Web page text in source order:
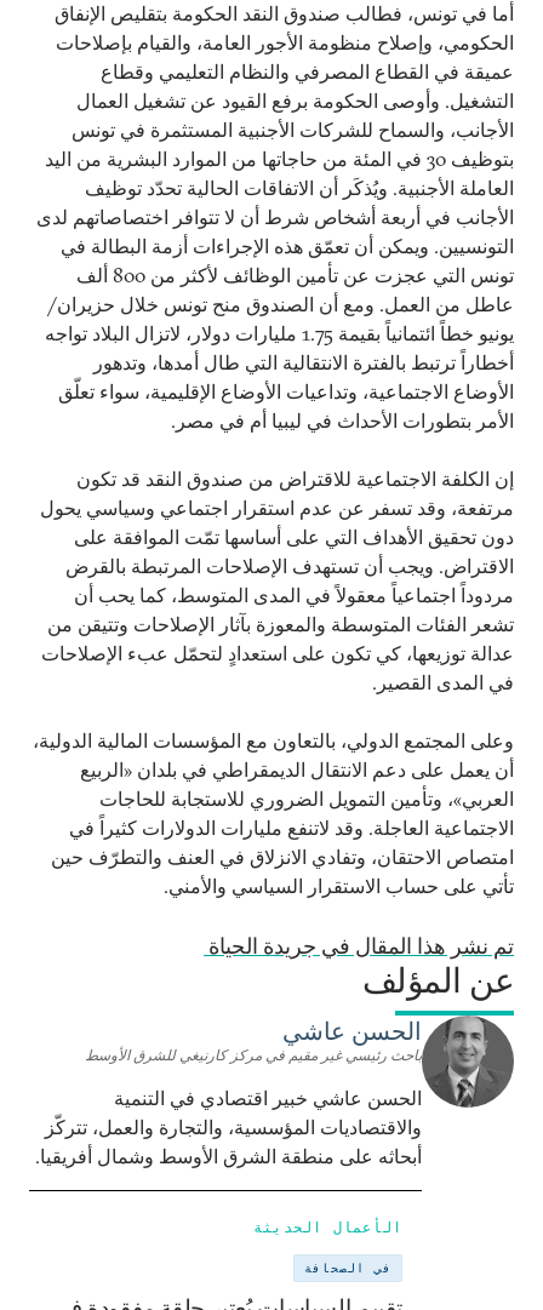
أما في تونس، فطالب صندوق النقد الحكومة بتقليص الإنفاق
الحكومي، وإصلاح منظومة الأجور العامة، والقيام بإصلاحات
عميقة في القطاع المصرفي والنظام التعليمي وقطاع
التشغيل. وأوصى الحكومة برفع القيود عن تشغيل العمال
الأجانب، والسماح للشركات الأجنبية المستثمرة في تونس
بتوظيف 30 في المئة من حاجاتها من الموارد البشرية من اليد
العاملة الأجنبية. ويُذكَر أن الاتفاقات الحالية تحدّد توظيف
الأجانب في أربعة أشخاص شرط أن لا تتوافر اختصاصاتهم لدى
التونسيين. ويمكن أن تعمّق هذه الإجراءات أزمة البطالة في
تونس التي عجزت عن تأمين الوظائف لأكثر من 800 ألف
عاطل من العمل. ومع أن الصندوق منح تونس خلال حزيران/
يونيو خطاً ائتمانياً بقيمة 1.75 مليارات دولار، لاتزال البلاد تواجه
أخطاراً ترتبط بالفترة الانتقالية التي طال أمدها، وتدهور
الأوضاع الاجتماعية، وتداعيات الأوضاع الإقليمية، سواء تعلّق
الأمر بتطورات الأحداث في ليبيا أم في مصر.
إن الكلفة الاجتماعية للاقتراض من صندوق النقد قد تكون
مرتفعة، وقد تسفر عن عدم استقرار اجتماعي وسياسي يحول
دون تحقيق الأهداف التي على أساسها تمّت الموافقة على
الاقتراض. ويجب أن تستهدف الإصلاحات المرتبطة بالقرض
مردوداً اجتماعياً معقولاً في المدى المتوسط، كما يحب أن
تشعر الفئات المتوسطة والمعوزة بآثار الإصلاحات وتتيقن من
عدالة توزيعها، كي تكون على استعدادٍ لتحمّل عبء الإصلاحات
في المدى القصير.
وعلى المجتمع الدولي، بالتعاون مع المؤسسات المالية الدولية،
أن يعمل على دعم الانتقال الديمقراطي في بلدان «الربيع
العربي»، وتأمين التمويل الضروري للاستجابة للحاجات
الاجتماعية العاجلة. وقد لاتنفع مليارات الدولارات كثيراً في
امتصاص الاحتقان، وتفادي الانزلاق في العنف والتطرّف حين
تأتي على حساب الاستقرار السياسي والأمني.
تم نشر هذا المقال في جريدة الحياة
عن المؤلف
الحسن عاشي
باحث رئيسي غير مقيم في مركز كارنيغي للشرق الأوسط
الحسن عاشي خبير اقتصادي في التنمية
والاقتصاديات المؤسسية، والتجارة والعمل، تتركّز
أبحاثه على منطقة الشرق الأوسط وشمال أفريقيا.
الأعمال الحديثة
في الصحافة